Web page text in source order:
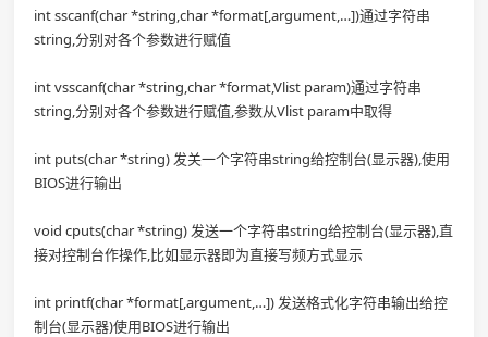
int sscanf(char *string,char *format[,argument,…])通过字符串
string,分别对各个参数进行赋值
int vsscanf(char *string,char *format,Vlist param)通过字符串
string,分别对各个参数进行赋值,参数从Vlist param中取得
int puts(char *string) 发关一个字符串string给控制台(显示器),使用
BIOS进行输出
void cputs(char *string) 发送一个字符串string给控制台(显示器),直
接对控制台作操作,比如显示器即为直接写频方式显示
int printf(char *format[,argument,…]) 发送格式化字符串输出给控
制台(显示器)使用BIOS进行输出